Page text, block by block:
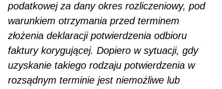
podatkowej za dany okres rozliczeniowy, pod
warunkiem otrzymania przed terminem
złożenia deklaracji potwierdzenia odbio­ru
faktury korygującej. Dopiero w sytuacji, gdy
uzyskanie takiego rodzaju potwierdzenia w
rozsądnym terminie jest niemożliwe lub